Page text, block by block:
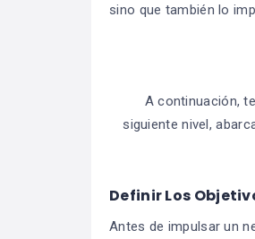
sino que también lo
A continuación,
siguiente nivel,
Definir Los
Antes de impulsar un